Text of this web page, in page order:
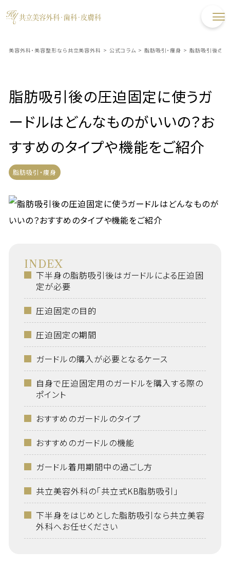
美容外科・美容整形なら共立美容外科 > 公式コラム > 脂肪吸引・痩身 > 脂肪吸引後の圧
脂肪吸引後の圧迫固定に使うガ
ードルはどんなものがいいの？お
すすめのタイプや機能をご紹介
脂肪吸引・痩身
INDEX
下半身の脂肪吸引後はガードルによる圧迫固
定が必要
圧迫固定の目的
圧迫固定の期間
ガードルの購入が必要となるケース
自身で圧迫固定用のガードルを購入する際の
ポイント
おすすめのガードルのタイプ
おすすめのガードルの機能
ガードル着用期間中の過ごし方
共立美容外科の「共立式KB脂肪吸引」
下半身をはじめとした脂肪吸引なら共立美容
外科へお任せください